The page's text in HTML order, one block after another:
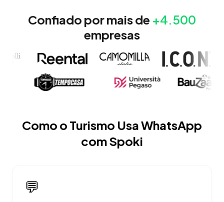
Confiado por mais de +4.500
empresas
Como o Turismo Usa WhatsApp
com Spoki
💬